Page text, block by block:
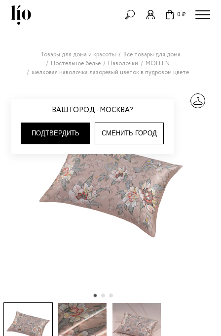
0 ₽
ВАШ ГОРОД - МОСКВА?
ПОДТВЕРДИТЬ СМЕНИТЬ ГОРОД
Товары для дома и красоты
Все товары для дома
Постельное белье
Наволочки
MOLLEN
шелковая наволочка лазоревый цветок в пудровом цвете